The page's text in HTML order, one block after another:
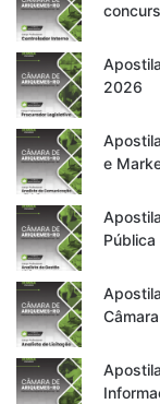
2026
e